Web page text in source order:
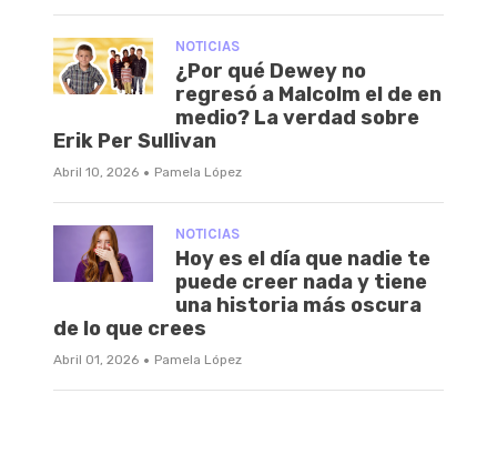
NOTICIAS
¿Por qué Dewey no
regresó a Malcolm el de en
medio? La verdad sobre
Erik Per Sullivan
Abril 10, 2026 · Pamela López
NOTICIAS
Hoy es el día que nadie te
puede creer nada y tiene
una historia más oscura
de lo que crees
Abril 01, 2026 · Pamela López